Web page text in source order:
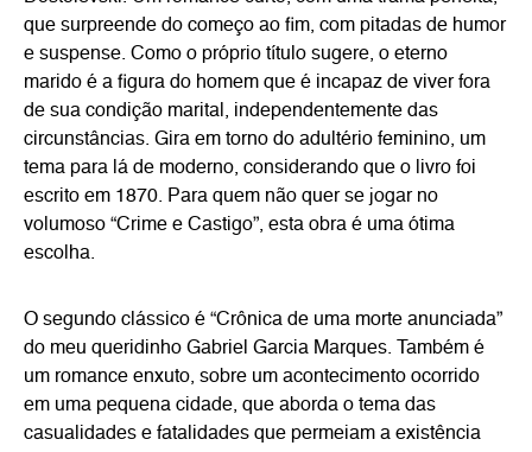
que surpreende do começo ao fim, com pitadas de humor
e suspense. Como o próprio título sugere, o eterno
marido é a figura do homem que é incapaz de viver fora
de sua condição marital, independentemente das
circunstâncias. Gira em torno do adultério feminino, um
tema para lá de moderno, considerando que o livro foi
escrito em 1870. Para quem não quer se jogar no
volumoso “Crime e Castigo”, esta obra é uma ótima
escolha.
O segundo clássico é “Crônica de uma morte anunciada”
do meu queridinho Gabriel Garcia Marques. Também é
um romance enxuto, sobre um acontecimento ocorrido
em uma pequena cidade, que aborda o tema das
casualidades e fatalidades que permeiam a existência